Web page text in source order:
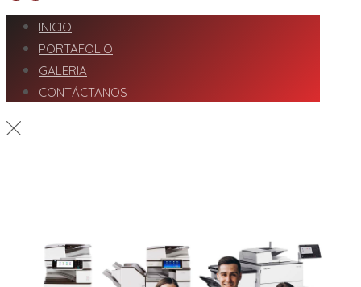
INICIO
PORTAFOLIO
GALERIA
CONTÁCTANOS